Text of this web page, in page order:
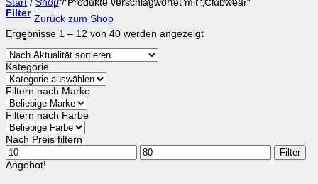
Zurück zum Shop
Start / Shop /Produkte verschlagwortet mit „Clubwear“
Filter
Ergebnisse 1 – 12 von 40 werden angezeigtNach
Kategorie
Filtern nach Marke
Filtern nach Farbe
Nach Preis filtern
Min.
Preis
Max.
Preis
Filter
Angebot!